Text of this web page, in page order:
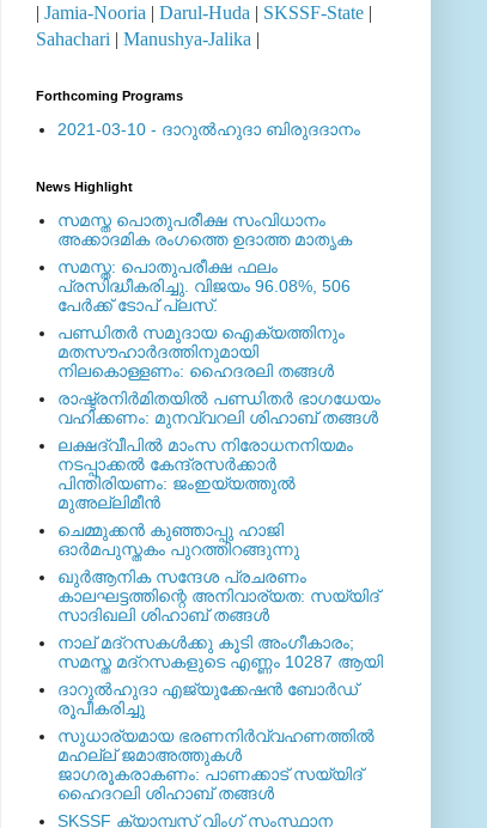
| Jamia-Nooria | Darul-Huda | SKSSF-State |
Sahachari | Manushya-Jalika |
Forthcoming Programs
2021-03-10 - ദാറുല്‍ഹുദാ ബിരുദദാനം
News Highlight
സമസ്ത പൊതുപരീക്ഷ സംവിധാനം
അക്കാദമിക രംഗത്തെ ഉദാത്ത മാതൃക
സമസ്ത: പൊതുപരീക്ഷ ഫലം
പ്രസിദ്ധീകരിച്ചു. വിജയം 96.08%, 506
പേര്‍ക്ക് ടോപ് പ്ലസ്.
പണ്ഡിതര്‍ സമുദായ ഐക്യത്തിനും
മതസൗഹാര്‍ദത്തിനുമായി
നിലകൊള്ളണം: ഹൈദരലി തങ്ങള്‍
രാഷ്ട്രനിര്‍മിതയില്‍ പണ്ഡിതര്‍ ഭാഗധേയം
വഹിക്കണം: മുനവ്വറലി ശിഹാബ് തങ്ങള്‍
ലക്ഷദ്വീപില്‍ മാംസ നിരോധനനിയമം
നടപ്പാക്കല്‍ കേന്ദ്രസര്‍ക്കാര്‍
പിന്തിരിയണം: ജംഇയ്യത്തുല്‍
മുഅല്ലിമീന്‍
ചെമ്മുക്കന്‍ കുഞ്ഞാപ്പു ഹാജി
ഓര്‍മപുസ്തകം പുറത്തിറങ്ങുന്നു
ഖുര്‍ആനിക സന്ദേശ പ്രചരണം
കാലഘട്ടത്തിന്റെ അനിവാര്യത: സയ്യിദ്
സാദിഖലി ശിഹാബ് തങ്ങള്‍
നാല് മദ്‌റസകള്‍ക്കു കൂടി അംഗീകാരം;
സമസ്ത മദ്‌റസകളുടെ എണ്ണം 10287 ആയി
ദാറുല്‍ഹുദാ എജ്യുക്കേഷന്‍ ബോര്‍ഡ്
രൂപീകരിച്ചു
സുധാര്യമായ ഭരണനിര്‍വ്വഹണത്തില്‍
മഹല്ല് ജമാഅത്തുകള്‍
ജാഗരൂകരാകണം: പാണക്കാട് സയ്യിദ്
ഹൈദറലി ശിഹാബ് തങ്ങള്‍
SKSSF ക്യാമ്പസ് വിംഗ് സംസ്ഥാന